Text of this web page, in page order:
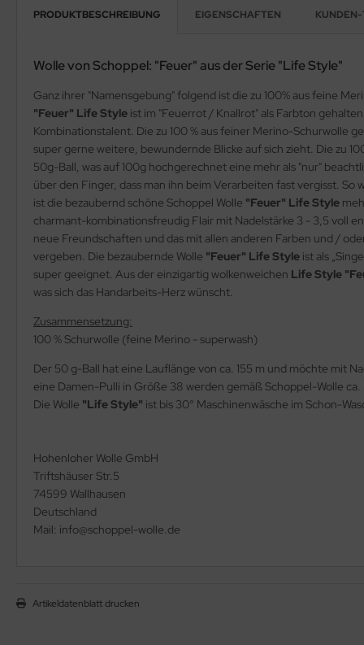
PRODUKTBESCHREIBUNG EIGENSCHAFTEN
Wolle von Schoppel: "Feuer" aus der Serie "Life Style"
Ganz ihrer "Namensgebung" folgend ist die zu 100% aus feine
"Feuer" Life Style ist im "Feuerrot / Knallrot" als Farbton
Kombinationstalent. Die zu 100 % aus feiner Merino-Schurwolle
super gerne weitere, bewundernde Blicke auf sich zieht. Die zu
50g-Ball, was auf 100g hochgerechnet eine mehr als "nur"
über den Finger, dass man ihn beim Verarbeiten fast vergisst. So
ist die bezaubernd schöne Schoppel Wolle "Feuer" Life Style
charmant-kombinationsfreudig Flair mit Nadelstärke 3 - 3,5 voll
neue Freundschaften und das mit allen anderen Farben und /
vergeben. Die bezaubernde Wolle "Feuer" Life Style ist als
super geeignet. Aus der einzigartig wolkenweichen Life Style
was sich das Handarbeits-Herz wünscht.
Zusammensetzung:
100 % Schurwolle (feine Merino - superwash)
Der 50 g-Ball hat eine Lauflänge von ca. 155 m und möchte mit
eine Damen-Pulli in Größe 38 werden gemäß Schoppel-Wolle
Die Wolle "Life Style" ist bis 30° Maschinenwäsche im Schon-
Hohenloher Wolle GmbH
Triftshäuser Str.5
74599 Wallhausen
Deutschland
Mail: info@schoppel-wolle.de
Artikeldatenblatt drucken